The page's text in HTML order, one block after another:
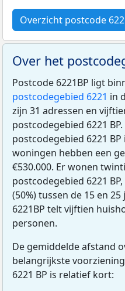
Overzicht postcode
Over het
Postcode 6221BP ligt
postcodegebied 6221 in
zijn 31 adressen en
postcodegebied 6221
postcodegebied 6221
woningen hebben een
€530.000. Er wonen
postcodegebied 6221
(50%) tussen de 15 en
6221BP telt vijftien
personen.
De gemiddelde afstand
belangrijkste
6221 BP is relatief kort: